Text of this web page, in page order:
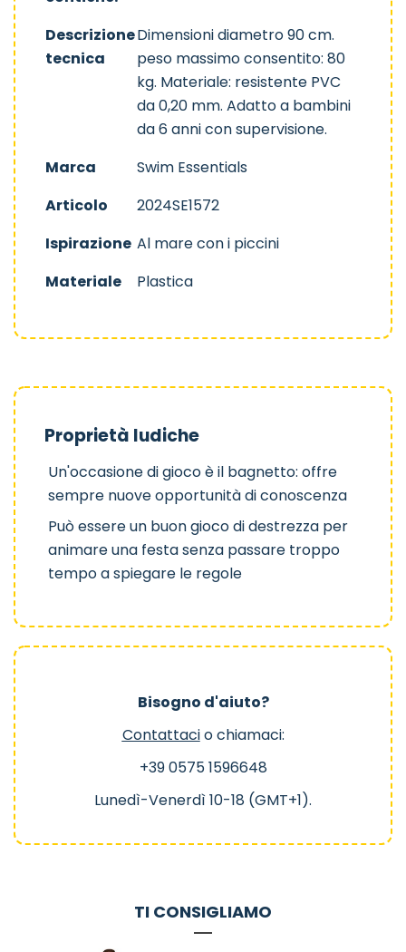
Descrizione
tecnica
Dimensioni diametro 90 cm.
peso massimo consentito: 80
kg. Materiale: resistente PVC
da 0,20 mm. Adatto a bambini
da 6 anni con supervisione.
Marca
Swim Essentials
Articolo
2024SE1572
Ispirazione Al mare con i piccini
Materiale
Plastica
Proprietà ludiche
Un'occasione di gioco è il bagnetto: offre
sempre nuove opportunità di conoscenza
Può essere un buon gioco di destrezza per
animare una festa senza passare troppo
tempo a spiegare le regole
Bisogno d'aiuto?
Contattacio chiamaci:
+39 0575 1596648
Lunedì-Venerdì 10-18 (GMT+1).
TI CONSIGLIAMO